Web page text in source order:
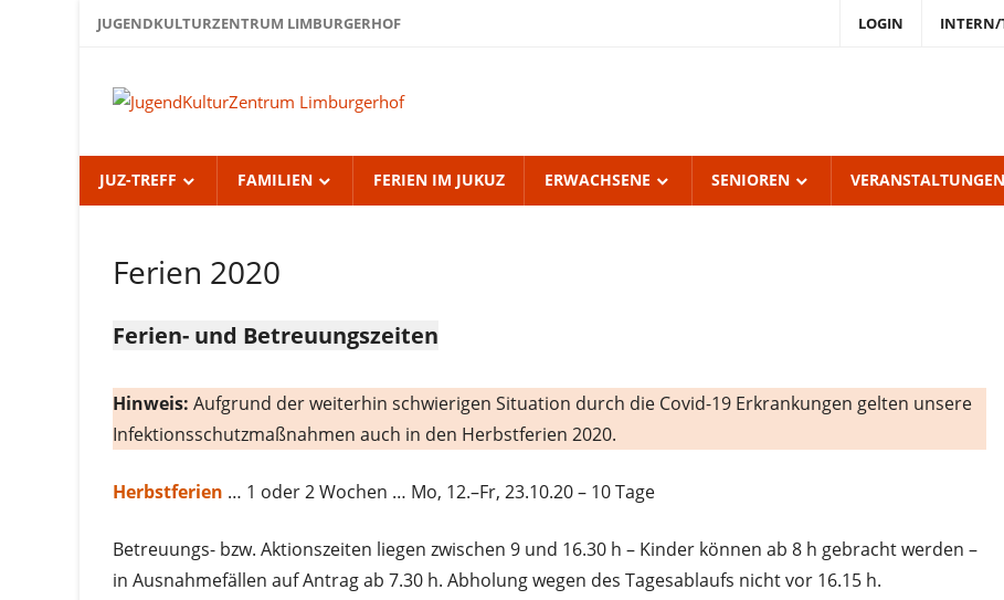
ZumJUGENDKULTURZENTRUM LIMBURGERHOF LOGIN INTERN/
Limburgerhof
JUZ-TREFF FAMILIEN FERIEN IM JUKUZ ERWACHSENE SENIOREN VERANSTALTUNGEN
Ferien
Ferien 2020
Ferien- und Betreuungszeiten
Hinweis: Aufgrund der weiterhin schwierigen Situation durch die Covid-19 Erkrankungen gelten unsere
Infektionsschutzmaßnahmen auch in den Herbstferien 2020.
Herbstferien … 1 oder 2 Wochen … Mo, 12.–Fr, 23.10.20 – 10 Tage
Betreuungs- bzw. Aktionszeiten liegen zwischen 9 und 16.30 h – Kinder können ab 8 h gebracht werden –
in Ausnahmefällen auf Antrag ab 7.30 h. Abholung wegen des Tagesablaufs nicht vor 16.15 h.